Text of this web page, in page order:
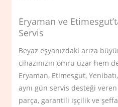
Eryaman ve
Servis
Beyaz eşyanızdaki arıza
cihazınızın ömrü uzar hem
Eryaman, Etimesgut,
aynı gün servis desteği
parça, garantili işçilik ve